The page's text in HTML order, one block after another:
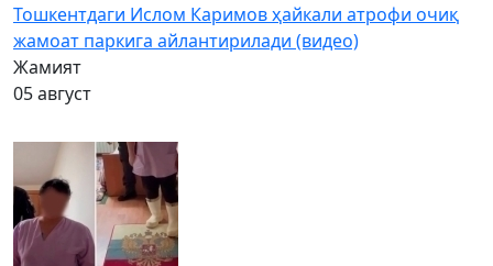
Тошкентдаги Ислом Каримов ҳайкали атрофи очиқ
жамоат паркига айлантирилади (видео)
Жамият
05 август